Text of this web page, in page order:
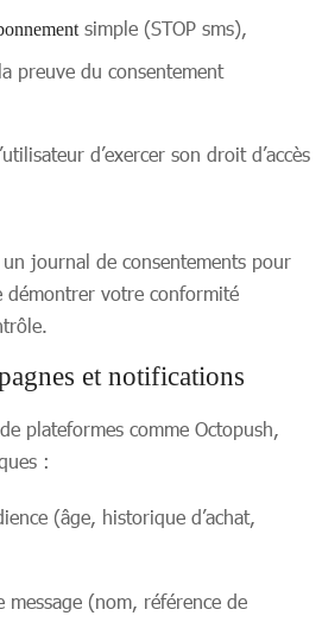
simple (STOP sms),
preuve du consentement
d’exercer son droit d’accès
journal de consentements pour
démontrer votre conformité
et notifications
plateformes comme Octopush,
:
(âge, historique d’achat,
message (nom, référence de